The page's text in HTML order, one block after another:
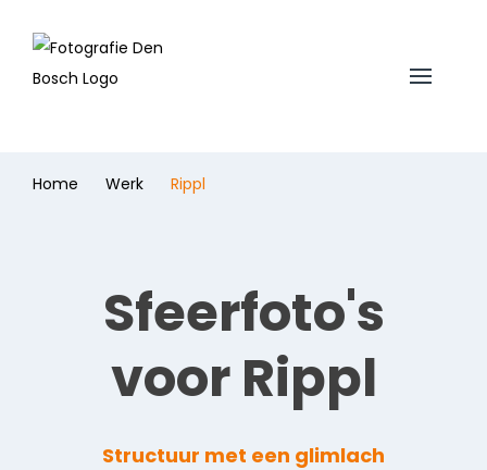
Home Werk Rippl
Sfeerfoto's
voor Rippl
Structuur met een glimlach